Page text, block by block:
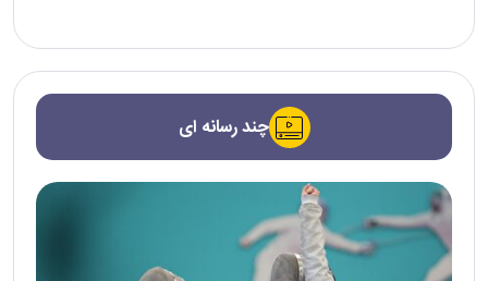
چند رسانه ای